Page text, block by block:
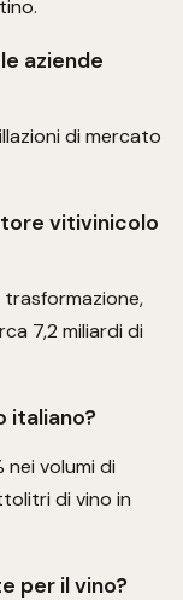
aziende
di mercato
vitivinicolo
7,2 miliardi di
italiano?
volumi di
di vino in
per il vino?